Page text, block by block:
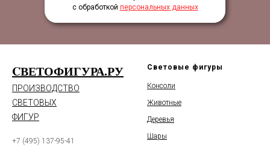
с обработкой персональных данных
CВЕТОФИГУРА.РУ
ПРОИЗВОДСТВО
СВЕТОВЫХ
ФИГУР
+7 (495) 137-95-41
Световые фигуры
Консоли
Животные
Деревья
Шары